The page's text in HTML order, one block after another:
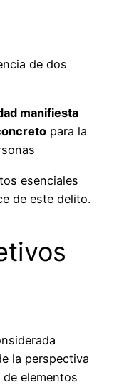
de dos
manifiesta
para la
esenciales
de este delito.
la perspectiva
elementos